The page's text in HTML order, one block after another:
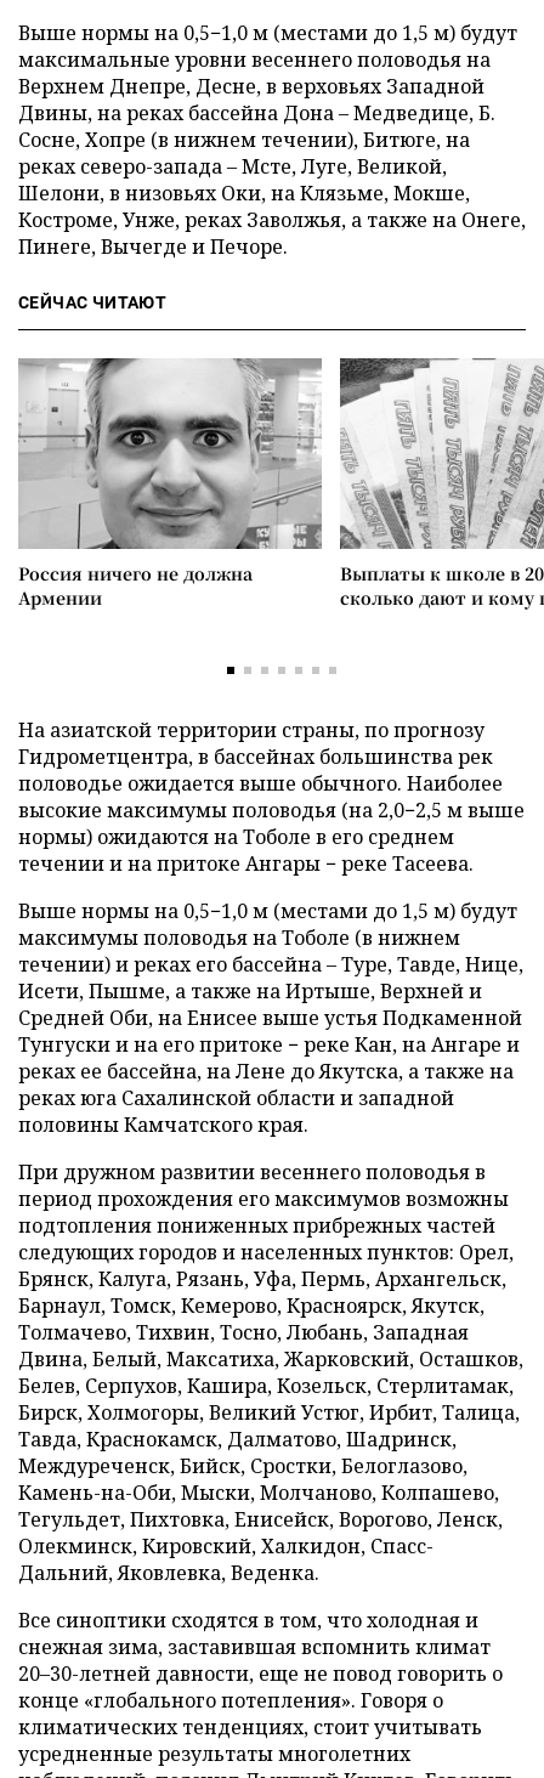
Выше нормы на 0,5−1,0 м (местами до 1,5 м) будут
максимальные уровни весеннего половодья на
Верхнем Днепре, Десне, в верховьях Западной
Двины, на реках бассейна Дона – Медведице, Б.
Сосне, Хопре (в нижнем течении), Битюге, на
реках северо-запада – Мсте, Луге, Великой,
Шелони, в низовьях Оки, на Клязьме, Мокше,
Костроме, Унже, реках Заволжья, а также на Онеге,
Пинеге, Вычегде и Печоре.
СЕЙЧАС ЧИТАЮТ
Россия ничего не должна
Армении
Выплаты к школе в
сколько дают и
На азиатской территории страны, по прогнозу
Гидрометцентра, в бассейнах большинства рек
половодье ожидается выше обычного. Наиболее
высокие максимумы половодья (на 2,0−2,5 м выше
нормы) ожидаются на Тоболе в его среднем
течении и на притоке Ангары − реке Тасеева.
Выше нормы на 0,5−1,0 м (местами до 1,5 м) будут
максимумы половодья на Тоболе (в нижнем
течении) и реках его бассейна – Туре, Тавде, Нице,
Исети, Пышме, а также на Иртыше, Верхней и
Средней Оби, на Енисее выше устья Подкаменной
Тунгуски и на его притоке − реке Кан, на Ангаре и
реках ее бассейна, на Лене до Якутска, а также на
реках юга Сахалинской области и западной
половины Камчатского края.
При дружном развитии весеннего половодья в
период прохождения его максимумов возможны
подтопления пониженных прибрежных частей
следующих городов и населенных пунктов: Орел,
Брянск, Калуга, Рязань, Уфа, Пермь, Архангельск,
Барнаул, Томск, Кемерово, Красноярск, Якутск,
Толмачево, Тихвин, Тосно, Любань, Западная
Двина, Белый, Максатиха, Жарковский, Осташков,
Белев, Серпухов, Кашира, Козельск, Стерлитамак,
Бирск, Холмогоры, Великий Устюг, Ирбит, Талица,
Тавда, Краснокамск, Далматово, Шадринск,
Междуреченск, Бийск, Сростки, Белоглазово,
Камень-на-Оби, Мыски, Молчаново, Колпашево,
Тегульдет, Пихтовка, Енисейск, Ворогово, Ленск,
Олекминск, Кировский, Халкидон, Спасс-
Дальний, Яковлевка, Веденка.
Все синоптики сходятся в том, что холодная и
снежная зима, заставившая вспомнить климат
20–30-летней давности, еще не повод говорить о
конце «глобального потепления». Говоря о
климатических тенденциях, стоит учитывать
усредненные результаты многолетних